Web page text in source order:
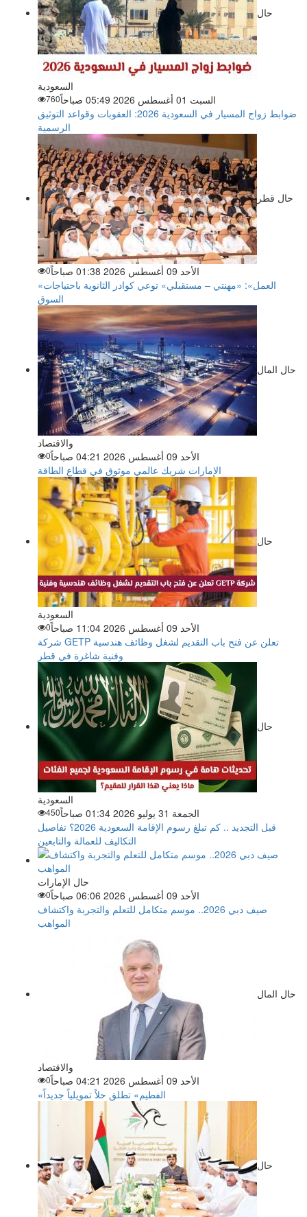
حال
السعودية
السبت 01 أغسطس 2026 05:49 صباحاً
760
ضوابط زواج المسيار في السعودية 2026: العقوبات وقواعد التوثيق
الرسمية
حال قطر
الأحد 09 أغسطس 2026 01:38 صباحاً 0
«العمل»: «مهنتي – مستقبلي» توعي كوادر الثانوية باحتياجات
السوق
حال المال
والاقتصاد
الأحد 09 أغسطس 2026 04:21 صباحاً
0
الإمارات شريك عالمي موثوق في قطاع الطاقة
حال
السعودية
الأحد 09 أغسطس 2026 11:04 صباحاً
0
شركة GETP تعلن عن فتح باب التقديم لشغل وظائف هندسية
وفنية شاغرة في قطر
حال
السعودية
الجمعة 31 يوليو 2026 01:34 صباحاً
450
قبل التجديد .. كم تبلغ رسوم الإقامة السعودية 2026؟ تفاصيل
التكاليف للعمالة والتابعين
حال الإمارات
الأحد 09 أغسطس 2026 06:06 صباحاً
0
صيف دبي 2026.. موسم متكامل للتعلم والتجربة واكتشاف
المواهب
حال المال
والاقتصاد
الأحد 09 أغسطس 2026 04:21 صباحاً
0
«الفطيم» تطلق حلاً تمويلياً جديداً
حال